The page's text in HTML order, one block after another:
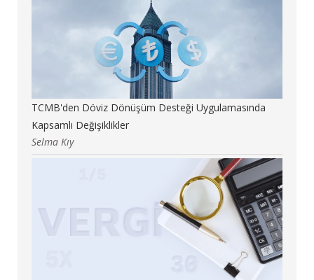
TCMB'den Döviz Dönüşüm Desteği Uygulamasında
Kapsamlı Değişiklikler
Selma Kıy